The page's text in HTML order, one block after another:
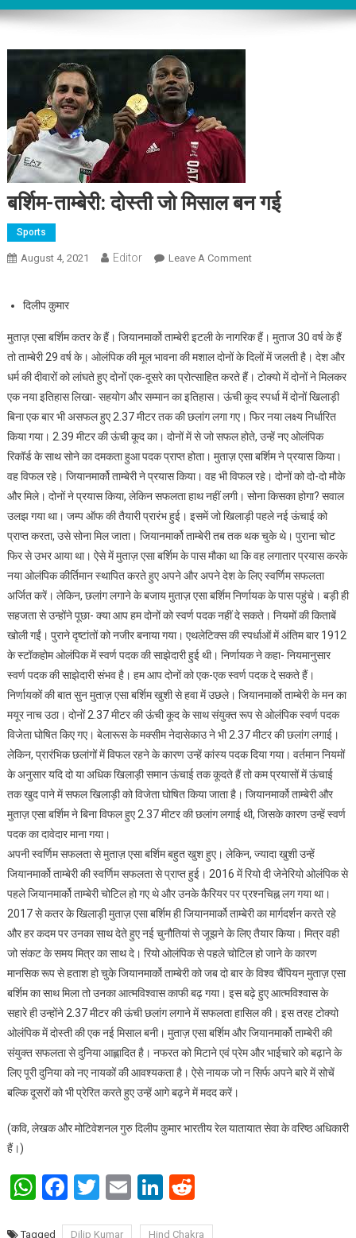
बर्शिम-ताम्बेरी: दोस्ती जो मिसाल बन गई
Sports
August 4, 2021 Editor Leave A CommentOn बर्शिम-ताम्बेरी: दोस्ती जो
दिलीप कुमार
मुताज़ एसा बर्शिम कतर के हैं। जियानमार्को ताम्बेरी इटली के नागरिक हैं। मुताज 30 वर्ष के हैं
तो ताम्बेरी 29 वर्ष के। ओलंपिक की मूल भावना की मशाल दोनों के दिलों में जलती है। देश और
धर्म की दीवारों को लांघते हुए दोनों एक-दूसरे का प्रोत्साहित करते हैं। टोक्यो में दोनों ने मिलकर
एक नया इतिहास लिखा- सहयोग और सम्मान का इतिहास। ऊंची कूद स्पर्धा में दोनों खिलाड़ी
बिना एक बार भी असफल हुए 2.37 मीटर तक की छलांग लगा गए। फिर नया लक्ष्य निर्धारित
किया गया। 2.39 मीटर की ऊंची कूद का। दोनों में से जो सफल होते, उन्हें नए ओलंपिक
रिकॉर्ड के साथ सोने का दमकता हुआ पदक प्राप्त होता। मुताज़ एसा बर्शिम ने प्रयास किया।
वह विफल रहे। जियानमार्को ताम्बेरी ने प्रयास किया। वह भी विफल रहे। दोनों को दो-दो मौके
और मिले। दोनों ने प्रयास किया, लेकिन सफलता हाथ नहीं लगी। सोना किसका होगा? सवाल
उलझ गया था। जम्प ऑफ की तैयारी प्रारंभ हुई। इसमें जो खिलाड़ी पहले नई ऊंचाई को
प्राप्त करता, उसे सोना मिल जाता। जियानमार्को ताम्बेरी तब तक थक चुके थे। पुराना चोट
फिर से उभर आया था। ऐसे में मुताज़ एसा बर्शिम के पास मौका था कि वह लगातार प्रयास करके
नया ओलंपिक कीर्तिमान स्थापित करते हुए अपने और अपने देश के लिए स्वर्णिम सफलता
अर्जित करें। लेकिन, छलांग लगाने के बजाय मुताज़ एसा बर्शिम निर्णायक के पास पहुंचे। बड़ी ही
सहजता से उन्होंने पूछा- क्या आप हम दोनों को स्वर्ण पदक नहीं दे सकते। नियमों की किताबें
खोली गईं। पुराने दृष्टांतों को नजीर बनाया गया। एथलेटिक्स की स्पर्धाओं में अंतिम बार 1912
के स्टॉकहोम ओलंपिक में स्वर्ण पदक की साझेदारी हुई थी। निर्णायक ने कहा- नियमानुसार
स्वर्ण पदक की साझेदारी संभव है। हम आप दोनों को एक-एक स्वर्ण पदक दे सकते हैं।
निर्णायकों की बात सुन मुताज़ एसा बर्शिम खुशी से हवा में उछले। जियानमार्को ताम्बेरी के मन का
मयूर नाच उठा। दोनों 2.37 मीटर की ऊंची कूद के साथ संयुक्त रूप से ओलंपिक स्वर्ण पदक
विजेता घोषित किए गए। बेलारूस के मक्सीम नेदासेकाउ ने भी 2.37 मीटर की छलांग लगाई।
लेकिन, प्रारंभिक छलांगों में विफल रहने के कारण उन्हें कांस्य पदक दिया गया। वर्तमान नियमों
के अनुसार यदि दो या अधिक खिलाड़ी समान ऊंचाई तक कूदते हैं तो कम प्रयासों में ऊंचाई
तक खुद पाने में सफल खिलाड़ी को विजेता घोषित किया जाता है। जियानमार्को ताम्बेरी और
मुताज़ एसा बर्शिम ने बिना विफल हुए 2.37 मीटर की छलांग लगाई थी, जिसके कारण उन्हें स्वर्ण
पदक का दावेदार माना गया।
अपनी स्वर्णिम सफलता से मुताज़ एसा बर्शिम बहुत खुश हुए। लेकिन, ज्यादा खुशी उन्हें
जियानमार्को ताम्बेरी की स्वर्णिम सफलता से प्राप्त हुई। 2016 में रियो दी जेनेरियो ओलंपिक से
पहले जियानमार्को ताम्बेरी चोटिल हो गए थे और उनके कैरियर पर प्रश्नचिह्न लग गया था।
2017 से कतर के खिलाड़ी मुताज़ एसा बर्शिम ही जियानमार्को ताम्बेरी का मार्गदर्शन करते रहे
और हर कदम पर उनका साथ देते हुए नई चुनौतियां से जूझने के लिए तैयार किया। मित्र वही
जो संकट के समय मित्र का साथ दे। रियो ओलंपिक से पहले चोटिल हो जाने के कारण
मानसिक रूप से हताश हो चुके जियानमार्को ताम्बेरी को जब दो बार के विश्व चैंपियन मुताज़ एसा
बर्शिम का साथ मिला तो उनका आत्मविश्वास काफी बढ़ गया। इस बढ़े हुए आत्मविश्वास के
सहारे ही उन्होंने 2.37 मीटर की ऊंची छलांग लगाने में सफलता हासिल की। इस तरह टोक्यो
ओलंपिक में दोस्ती की एक नई मिसाल बनी। मुताज़ एसा बर्शिम और जियानमार्को ताम्बेरी की
संयुक्त सफलता से दुनिया आह्लादित है। नफरत को मिटाने एवं प्रेम और भाईचारे को बढ़ाने के
लिए पूरी दुनिया को नए नायकों की आवश्यकता है। ऐसे नायक जो न सिर्फ अपने बारे में सोचें
बल्कि दूसरों को भी प्रेरित करते हुए उन्हें आगे बढ़ने में मदद करें।
(कवि, लेखक और मोटिवेशनल गुरु दिलीप कुमार भारतीय रेल यातायात सेवा के वरिष्ठ अधिकारी
हैं।)
WhatsApp
Facebook
Twitter
EmailLinkedIn
Reddit
Tagged Dilip Kumar Hind Chakra